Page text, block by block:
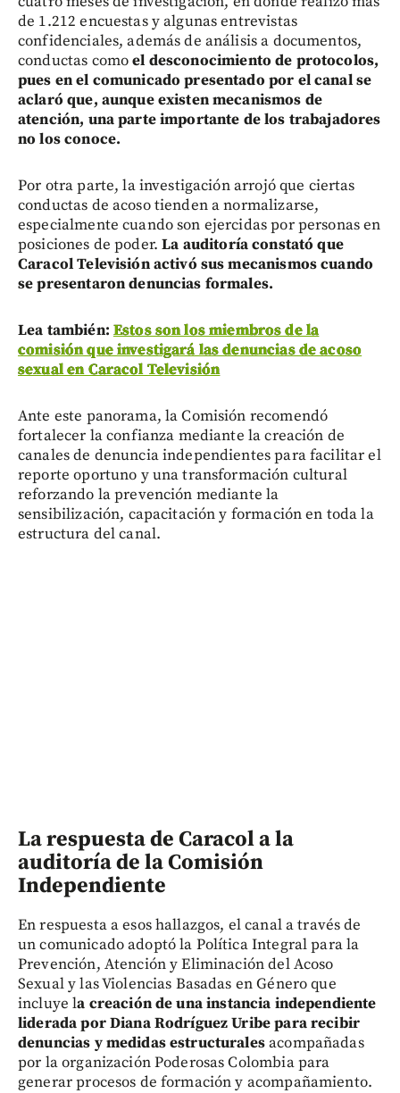
de 1.212 encuestas y algunas entrevistas
confidenciales, además de análisis a documentos,
conductas comoel desconocimiento de protocolos,
pues en el comunicado presentado por el canal se
aclaró que, aunque existen mecanismos de
atención, una parte importante de los trabajadores
no los conoce.
Por otra parte, la investigación arrojó que ciertas
conductas de acoso tienden a normalizarse,
especialmente cuando son ejercidas por personas en
posiciones de poder.La auditoría constató que
Caracol Televisión activó sus mecanismos cuando
se presentaron denuncias formales.
Lea también: Estos son los miembros de la
comisión que investigará las denuncias de acoso
sexual en Caracol Televisión
Ante este panorama, la Comisión recomendó
fortalecer la confianza mediante la creación de
canales de denuncia independientes para facilitar el
reporte oportuno y una transformación cultural
reforzando la prevención mediante la
sensibilización, capacitación y formación en toda la
estructura del canal.
La respuesta de Caracol a la
auditoría de la Comisión
Independiente
En respuesta a esos hallazgos, el canal a través de
un comunicado adoptó la Política Integral para la
Prevención, Atención y Eliminación del Acoso
Sexual y las Violencias Basadas en Género que
incluye la creación de una instancia independiente
liderada por Diana Rodríguez Uribe para recibir
denuncias y medidas estructuralesacompañadas
por la organización Poderosas Colombia para
generar procesos de formación y acompañamiento.